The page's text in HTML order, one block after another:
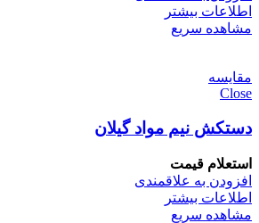
اطلاعات بیشتر
مشاهده سریع
مقایسه
Close
دستکش نیم مواد گیلان
استعلام قیمت
افزودن به علاقمندی
اطلاعات بیشتر
مشاهده سریع